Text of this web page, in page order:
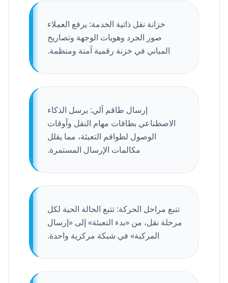
خزانة نقل ذاتية الخدمة: يرفع العملاء
صور الجرد وهويات الوجهة وتصاريح
المباني في خزنة رقمية آمنة ومنظمة.
إرسال طاقم آلي: يرسل الذكاء
الاصطناعي بطاقات مهام النقل وأوقات
الوصول لطواقم التعبئة، مما يقلل
مكالمات الإرسال المستمرة.
تتبع مراحل الحركة: تتبع الحالة الحية لكل
مرحلة نقل، من «بدء التعبئة» إلى «إرسال
المركبة» في شبكة مركزية واحدة.